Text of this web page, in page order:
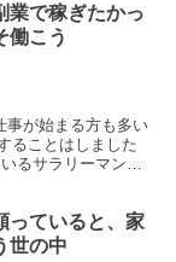
業で稼ぎたかっ
働こう
事が始まる方も多い
ることはしました
るサラリーマンに
っていると、家
世の中